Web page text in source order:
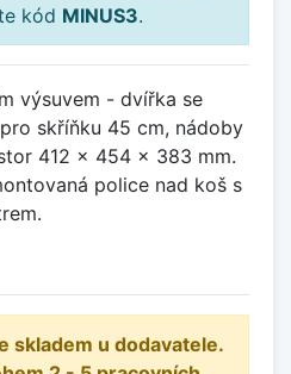
kód MINUS3.
výsuvem - dvířka se
skříňku 45 cm, nádoby
412 x 454 x 383 mm.
police nad koš s
skladem u dodavatele.